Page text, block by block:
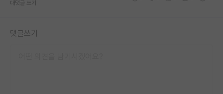
대댓글 쓰기
댓글쓰기